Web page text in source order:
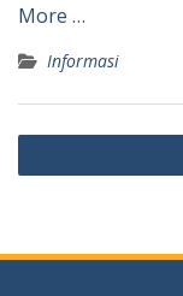
More …
Informasi
Navigasi
pos